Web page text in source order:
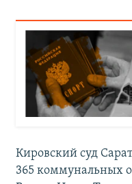
Кировский суд
365 коммунальных